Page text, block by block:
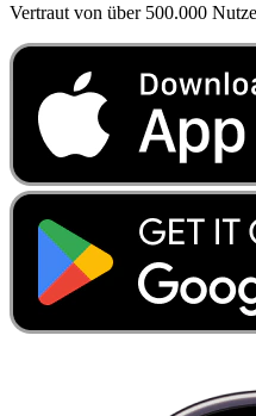
Vertraut von über 500.000